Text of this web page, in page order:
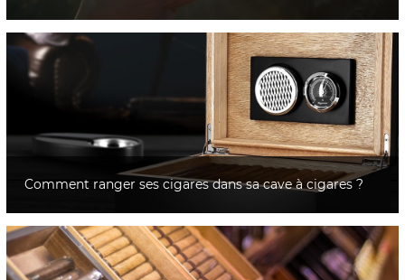
Comment ranger ses cigares dans sa cave à cigares ?